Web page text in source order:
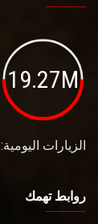
19.27M
الزيارات اليومية: 143
روابط تهمك